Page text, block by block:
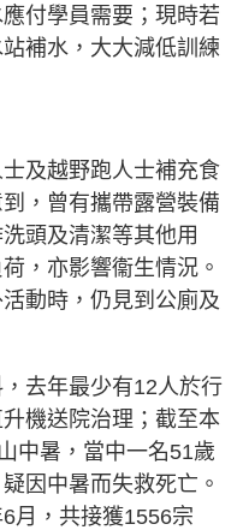
付學員需要；現時若
補水，大大減低訓練
及越野跑人士補充食
，曾有攜帶露營裝備
頭及清潔等其他用
，亦影響衞生情況。
動時，仍見到公廁及
去年最少有12人於行
機送院治理；截至本
中暑，當中一名51歲
因中暑而失救死亡。
月，共接獲1556宗